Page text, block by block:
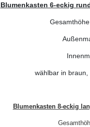
Blumenkasten 6-eckig
wählbar in
Blumenkasten 8-eckig